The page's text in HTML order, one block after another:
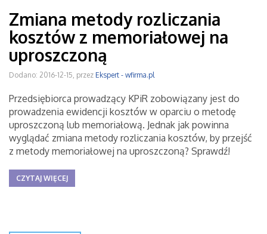
Zmiana metody rozliczania
kosztów z memoriałowej na
uproszczoną
Dodano: 2016-12-15, przez Ekspert - wfirma.pl
Przedsiębiorca prowadzący KPiR zobowiązany jest do
prowadzenia ewidencji kosztów w oparciu o metodę
uproszczoną lub memoriałową. Jednak jak powinna
wyglądać zmiana metody rozliczania kosztów, by przejść
z metody memoriałowej na uproszczoną? Sprawdź!
CZYTAJ WIĘCEJ